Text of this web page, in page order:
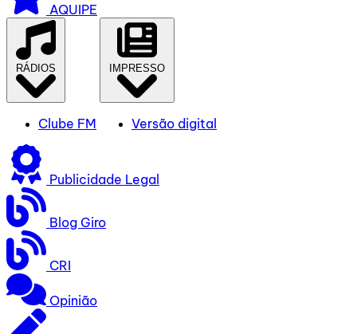
AQUIPE
RÁDIOS
Clube FM
IMPRESSO
Versão digital
Publicidade Legal
Blog Giro
CRI
Opinião